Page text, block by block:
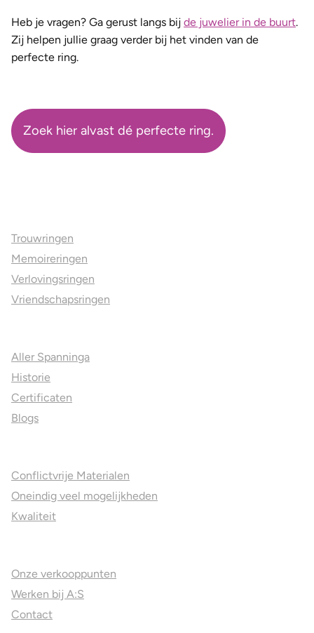
Heb je vragen? Ga gerust langs bij de juwelier in de buurt.
Zij helpen jullie graag verder bij het vinden van de
perfecte ring.
Zoek hier alvast dé perfecte ring.
Trouwringen
Memoireringen
Verlovingsringen
Vriendschapsringen
Aller Spanninga
Historie
Certificaten
Blogs
Conflictvrije Materialen
Oneindig veel mogelijkheden
Kwaliteit
Onze verkooppunten
Werken bij A:S
Contact